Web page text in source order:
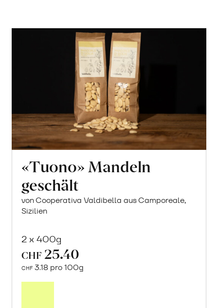
«Tuono» Mandeln
geschält
von Cooperativa Valdibella aus Camporeale,
Sizilien
2 x 400g
CHF 25.40
CHF 3.18 pro 100g